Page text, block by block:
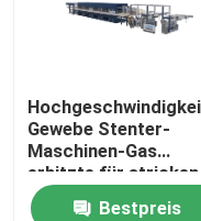
Gewebe-Hitze-
Textilveredlungs-
Spannrahmen-
Gewebe Stenter-
Maschinen-Gas
erhitzte für stricken
Gewebe
Bestpreis